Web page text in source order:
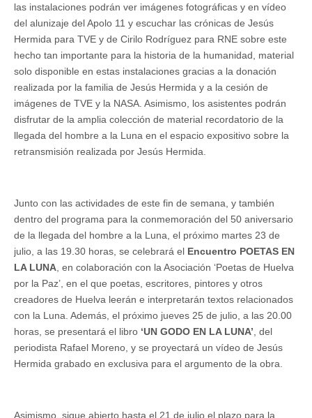
las instalaciones podrán ver imágenes fotográficas y en vídeo
del alunizaje del Apolo 11 y escuchar las crónicas de Jesús
Hermida para TVE y de Cirilo Rodríguez para RNE sobre este
hecho tan importante para la historia de la humanidad, material
solo disponible en estas instalaciones gracias a la donación
realizada por la familia de Jesús Hermida y a la cesión de
imágenes de TVE y la NASA. Asimismo, los asistentes podrán
disfrutar de la amplia colección de material recordatorio de la
llegada del hombre a la Luna en el espacio expositivo sobre la
retransmisión realizada por Jesús Hermida.
Junto con las actividades de este fin de semana, y también
dentro del programa para la conmemoración del 50 aniversario
de la llegada del hombre a la Luna, el próximo martes 23 de
julio, a las 19.30 horas, se celebrará el Encuentro POETAS EN
LA LUNA , en colaboración con la Asociación ‘Poetas de Huelva
por la Paz’, en el que poetas, escritores, pintores y otros
creadores de Huelva leerán e interpretarán textos relacionados
con la Luna. Además, el próximo jueves 25 de julio, a las 20.00
horas, se presentará el libro ‘UN GODO EN LA LUNA’ , del
periodista Rafael Moreno, y se proyectará un vídeo de Jesús
Hermida grabado en exclusiva para el argumento de la obra.
Asimismo, sigue abierto hasta el 21 de julio el plazo para la